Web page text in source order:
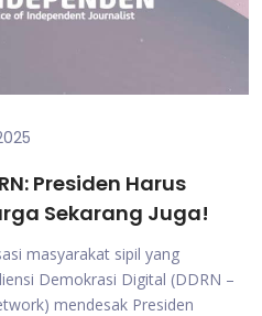
Presiden Harus
Sekarang Juga!
masyarakat sipil yang
Demokrasi Digital (DDRN –
mendesak Presiden